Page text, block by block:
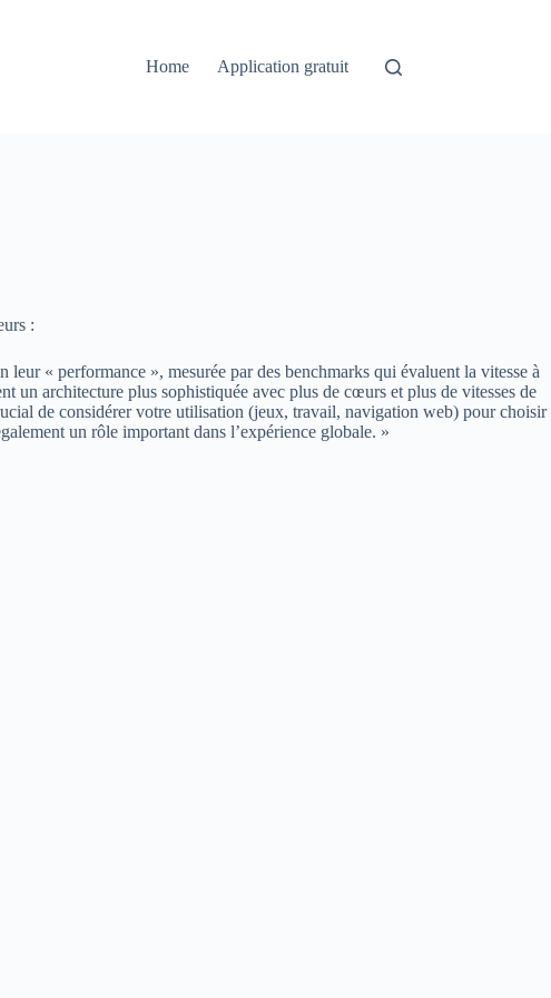
Home Application gratuit
:
« performance », mesurée par des benchmarks qui évaluent la vitesse à
un architecture plus sophistiquée avec plus de cœurs et plus de vitesses de
de considérer votre utilisation (jeux, travail, navigation web) pour choisir
un rôle important dans l’expérience globale. »